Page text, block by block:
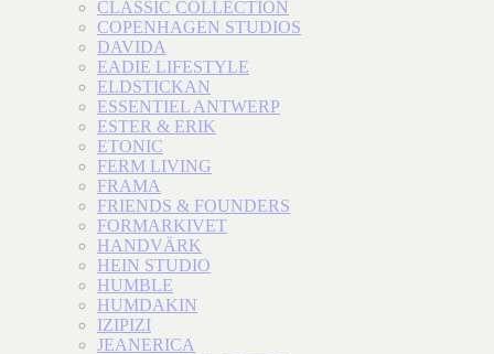
CLASSIC COLLECTION
COPENHAGEN STUDIOS
DAVIDA
EADIE LIFESTYLE
ELDSTICKAN
ESSENTIEL ANTWERP
ESTER & ERIK
ETONIC
FERM LIVING
FRAMA
FRIENDS & FOUNDERS
FORMARKIVET
HANDVÄRK
HEIN STUDIO
HUMBLE
HUMDAKIN
IZIPIZI
JEANERICA